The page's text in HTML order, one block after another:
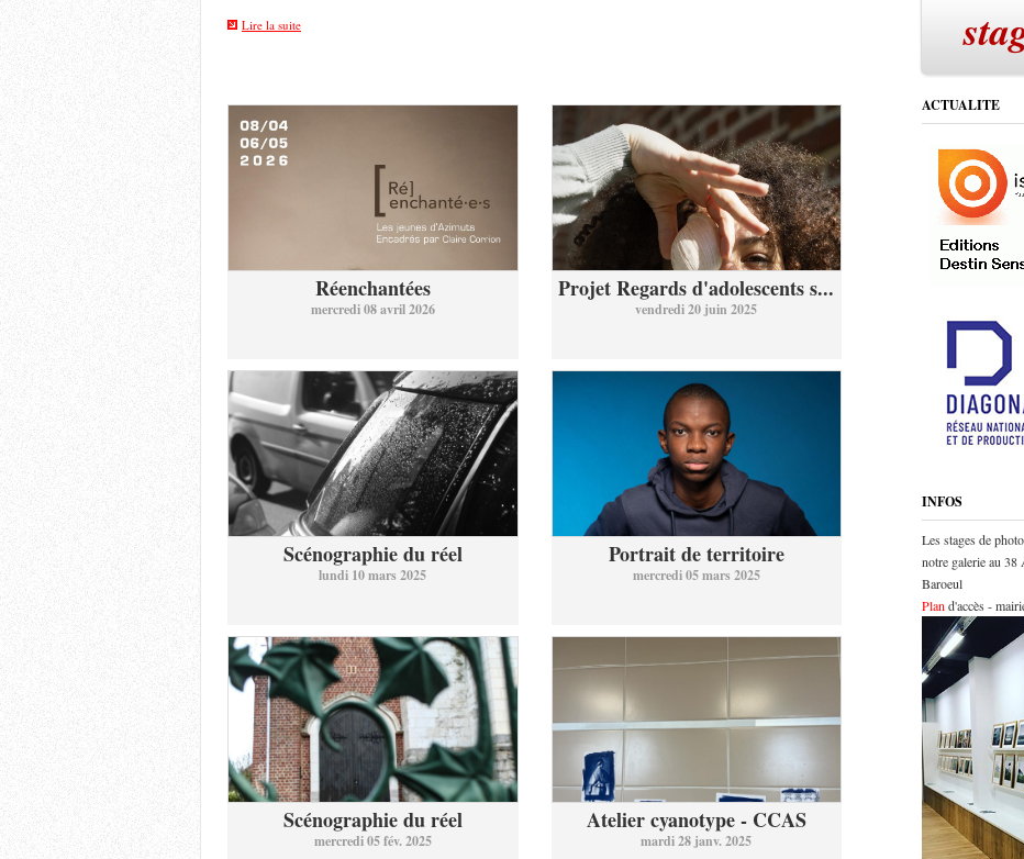
Lire la suite
Réenchantées
mercredi 08 avril 2026
Projet Regards d'adolescents s...
vendredi 20 juin 2025
Scénographie du réel
lundi 10 mars 2025
Portrait de territoire
mercredi 05 mars 2025
Scénographie du réel
mercredi 05 fév. 2025
Atelier cyanotype - CCAS
mardi 28 janv. 2025
ACTUALITE
INFOS
Les stages de
notre galerie au 38
Baroeul
Plan d'accès -